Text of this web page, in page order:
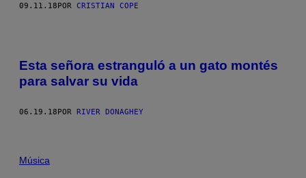
09.11.18 POR CRISTIAN COPE
Esta señora estranguló a un gato montés
para salvar su vida
06.19.18POR RIVER DONAGHEY
Música